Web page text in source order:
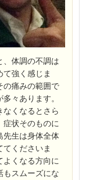
、体調の不調は
強く感じま
の痛みの範囲で
々あります。
なくなるとさら
症状そのものに
先生は身体全体
くださいま
よくなる方向に
もスムーズにな